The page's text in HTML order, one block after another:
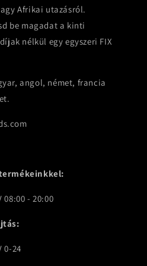
Afrikai utazásról.
be magadat a kinti
nélkül egy egyszeri FIX
angol, német, francia
- 20:00
0-24